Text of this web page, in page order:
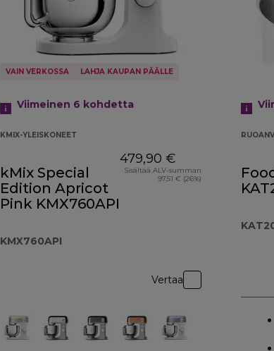
VAIN VERKOSSA LAHJA KAUPAN PÄÄLLE
Viimeinen 6 kohdetta
KMIX-YLEISKONEET
kMix Special
Edition Apricot
Pink KMX760API
KMX760API
479,90 €
Sisältää ALV-summan
97,51 € (26%)
Vertaa